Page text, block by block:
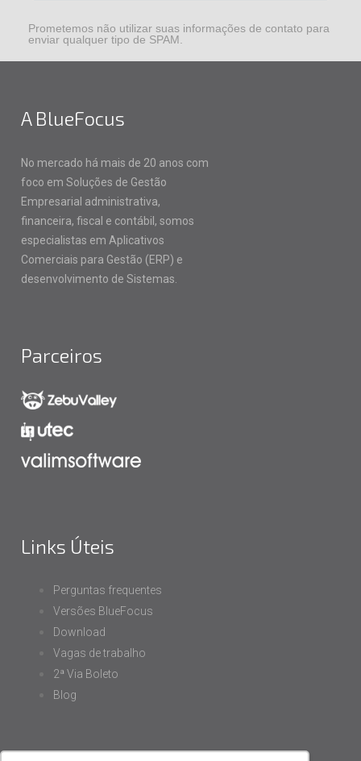
Prometemos não utilizar suas informações de contato para
enviar qualquer tipo de SPAM.
A BlueFocus
No mercado há mais de 20 anos com
foco em Soluções de Gestão
Empresarial administrativa,
financeira, fiscal e contábil, somos
especialistas em Aplicativos
Comerciais para Gestão (ERP) e
desenvolvimento de Sistemas.
Parceiros
Links Úteis
Perguntas frequentes
Versões BlueFocus
Download
Vagas de trabalho
2ª Via Boleto
Blog